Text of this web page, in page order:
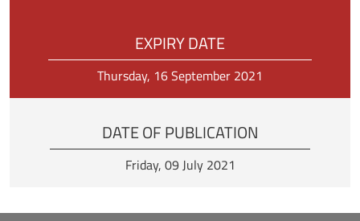
EXPIRY DATE
Thursday, 16 September 2021
DATE OF PUBLICATION
Friday, 09 July 2021